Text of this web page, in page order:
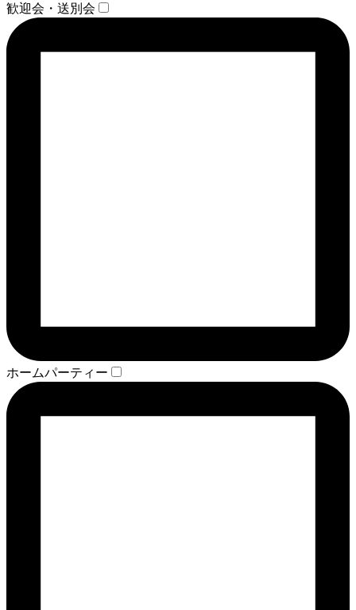
歓迎会・送別会
ホームパーティー